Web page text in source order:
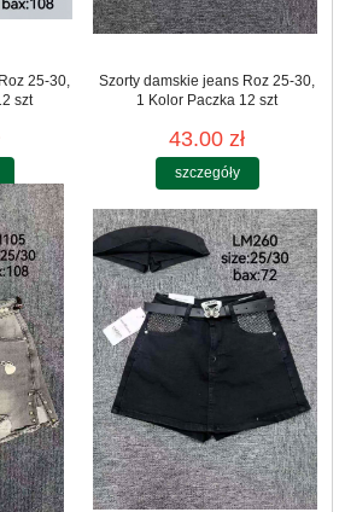
25-30,
szt
Szorty damskie jeans Roz 25-30,
1 Kolor Paczka 12 szt
43.00 zł
szczegóły